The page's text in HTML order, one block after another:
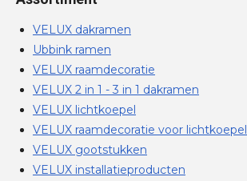
VELUX dakramen
Ubbink ramen
VELUX raamdecoratie
VELUX 2 in 1 - 3 in 1 dakramen
VELUX lichtkoepel
VELUX raamdecoratie voor lichtkoepel
VELUX gootstukken
VELUX installatieproducten